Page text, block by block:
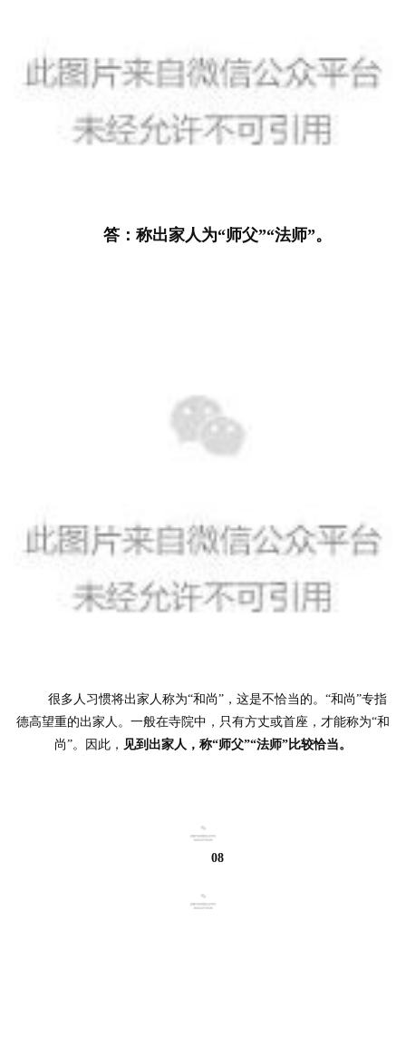
答：称出家人为“师父”“法师”。
德高望重的出家人。一般在寺院中，只有方丈或首座，才能称为“和
尚”。因此， 见到出家人，称“师父”“法师”比较恰当。
08